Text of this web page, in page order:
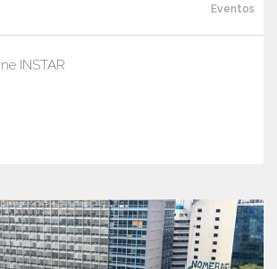
Eventos
INSTAR